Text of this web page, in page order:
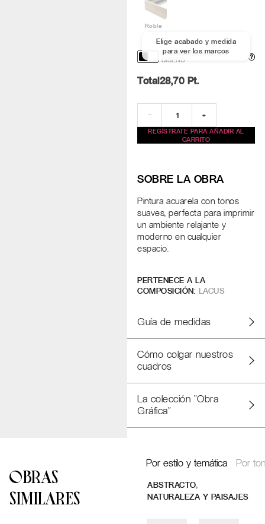
PERSONALIZACIÓN Y
DISEÑO
?
Roble
Elige acabado y medida
para ver los marcos
Total28,70 Pt.
− +
REGÍSTRATE PARA AÑADIR AL
CARRITO
SOBRE LA OBRA
Pintura acuarela con tonos
suaves, perfecta para imprimir
un ambiente relajante y
moderno en cualquier
espacio.
PERTENECE A LA
COMPOSICIÓN: LACUS
Guía de medidas
Cómo colgar nuestros
cuadros
La colección "Obra
Gráfica"
OBRAS
SIMILARES
Por estilo y temática Por
ABSTRACTO,
NATURALEZA Y PAISAJES